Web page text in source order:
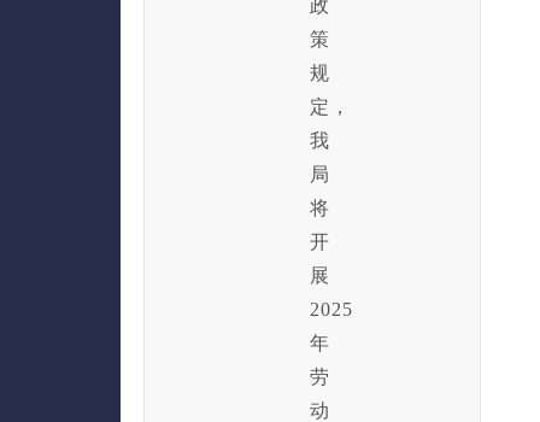
政
策
规
定，
我
局
将
开
展
2025
年
劳
动